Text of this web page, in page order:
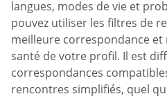
langues, modes de vie et
pouvez utiliser les filtres de
meilleure correspondance et
santé de votre profil. Il est
correspondances
rencontres simplifiés, quel